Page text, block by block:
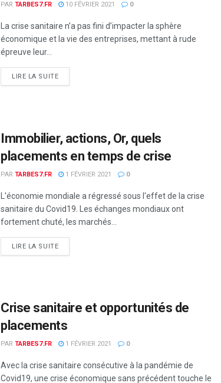
PAR TARBES7.FR 10 FÉVRIER 2021 0
La crise sanitaire n’a pas fini d’impacter la sphère
économique et la vie des entreprises, mettant à rude
épreuve leur...
LIRE LA SUITEDETAILS
Immobilier, actions, Or, quels
placements en temps de crise
PAR TARBES7.FR 1 FÉVRIER 2021 0
L'économie mondiale a régressé sous l'effet de la crise
sanitaire du Covid19. Les échanges mondiaux ont
fortement chuté, les marchés...
LIRE LA SUITEDETAILS
Crise sanitaire et opportunités de
placements
PAR TARBES7.FR 1 FÉVRIER 2021 0
Avec la crise sanitaire consécutive à la pandémie de
Covid19, une crise économique sans précédent touche le